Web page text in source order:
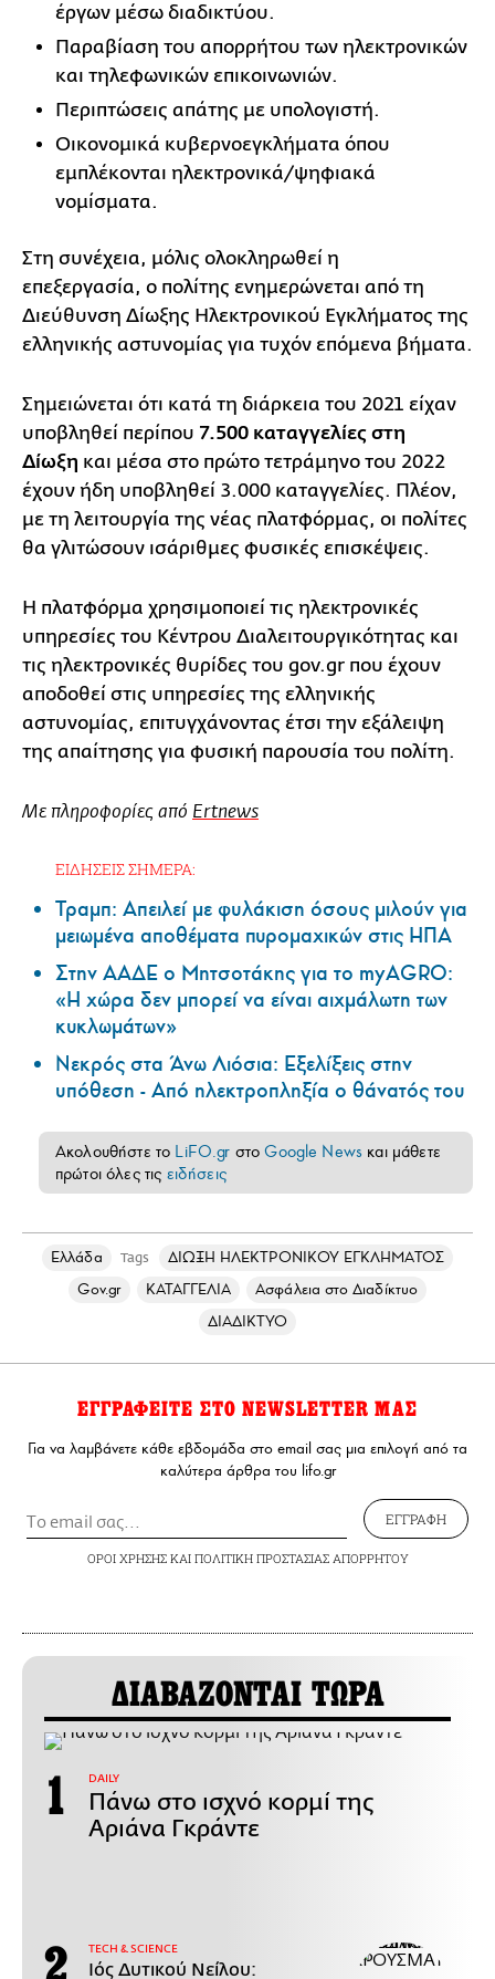
έργων μέσω διαδικτύου.
Παραβίαση του απορρήτου των ηλεκτρονικών
και τηλεφωνικών επικοινωνιών.
Περιπτώσεις απάτης με υπολογιστή.
Οικονομικά κυβερνοεγκλήματα όπου
εμπλέκονται ηλεκτρονικά/ψηφιακά
νομίσματα.
Στη συνέχεια, μόλις ολοκληρωθεί η
επεξεργασία, ο πολίτης ενημερώνεται από τη
Διεύθυνση Δίωξης Ηλεκτρονικού Εγκλήματος της
ελληνικής αστυνομίας για τυχόν επόμενα βήματα.
Σημειώνεται ότι κατά τη διάρκεια του 2021 είχαν
υποβληθεί περίπου 7.500 καταγγελίες στη
Δίωξη και μέσα στο πρώτο τετράμηνο του 2022
έχουν ήδη υποβληθεί 3.000 καταγγελίες. Πλέον,
με τη λειτουργία της νέας πλατφόρμας, οι πολίτες
θα γλιτώσουν ισάριθμες φυσικές επισκέψεις.
Η πλατφόρμα χρησιμοποιεί τις ηλεκτρονικές
υπηρεσίες του Κέντρου Διαλειτουργικότητας και
τις ηλεκτρονικές θυρίδες του gov.gr που έχουν
αποδοθεί στις υπηρεσίες της ελληνικής
αστυνομίας, επιτυγχάνοντας έτσι την εξάλειψη
της απαίτησης για φυσική παρουσία του πολίτη.
Με πληροφορίες από Ertnews
ΕΙΔΗΣΕΙΣ ΣΗΜΕΡΑ:
Τραμπ: Απειλεί με φυλάκιση όσους μιλούν για
μειωμένα αποθέματα πυρομαχικών στις ΗΠΑ
Στην ΑΑΔΕ ο Μητσοτάκης για το myAGRO:
«Η χώρα δεν μπορεί να είναι αιχμάλωτη των
κυκλωμάτων»
Νεκρός στα Άνω Λιόσια: Εξελίξεις στην
υπόθεση - Από ηλεκτροπληξία ο θάνατός του
Ακολουθήστε το LiFO.gr στοGoogle News και μάθετε
πρώτοι όλες τις ειδήσεις
Ελλάδα Tags
ΔΙΩΞΗ ΗΛΕΚΤΡΟΝΙΚΟΥ ΕΓΚΛΗΜΑΤΟΣ
Gov.gr
ΚΑΤΑΓΓΕΛΙΑ
Ασφάλεια στο Διαδίκτυο
ΔΙΑΔΙΚΤΥΟ
ΕΓΓΡΑΦΕΙΤΕ ΣΤΟ NEWSLETTER ΜΑΣ
Για να λαμβάνετε κάθε εβδομάδα στο email σας μια επιλογή από τα
καλύτερα άρθρα του lifo.gr
ΕΓΓΡΑΦΗ
ΟΡΟΙ ΧΡΗΣΗΣΚΑΙ ΠΟΛΙΤΙΚΗ ΠΡΟΣΤΑΣΙΑΣ ΑΠΟΡΡΗΤΟΥ
ΔΙΑΒΑΖΟΝΤΑΙ ΤΩΡΑ
DAILY
Πάνω στο ισχνό κορμί της
Αριάνα Γκράντε
ΤECH & SCIENCE
Ιός Δυτικού Νείλου: